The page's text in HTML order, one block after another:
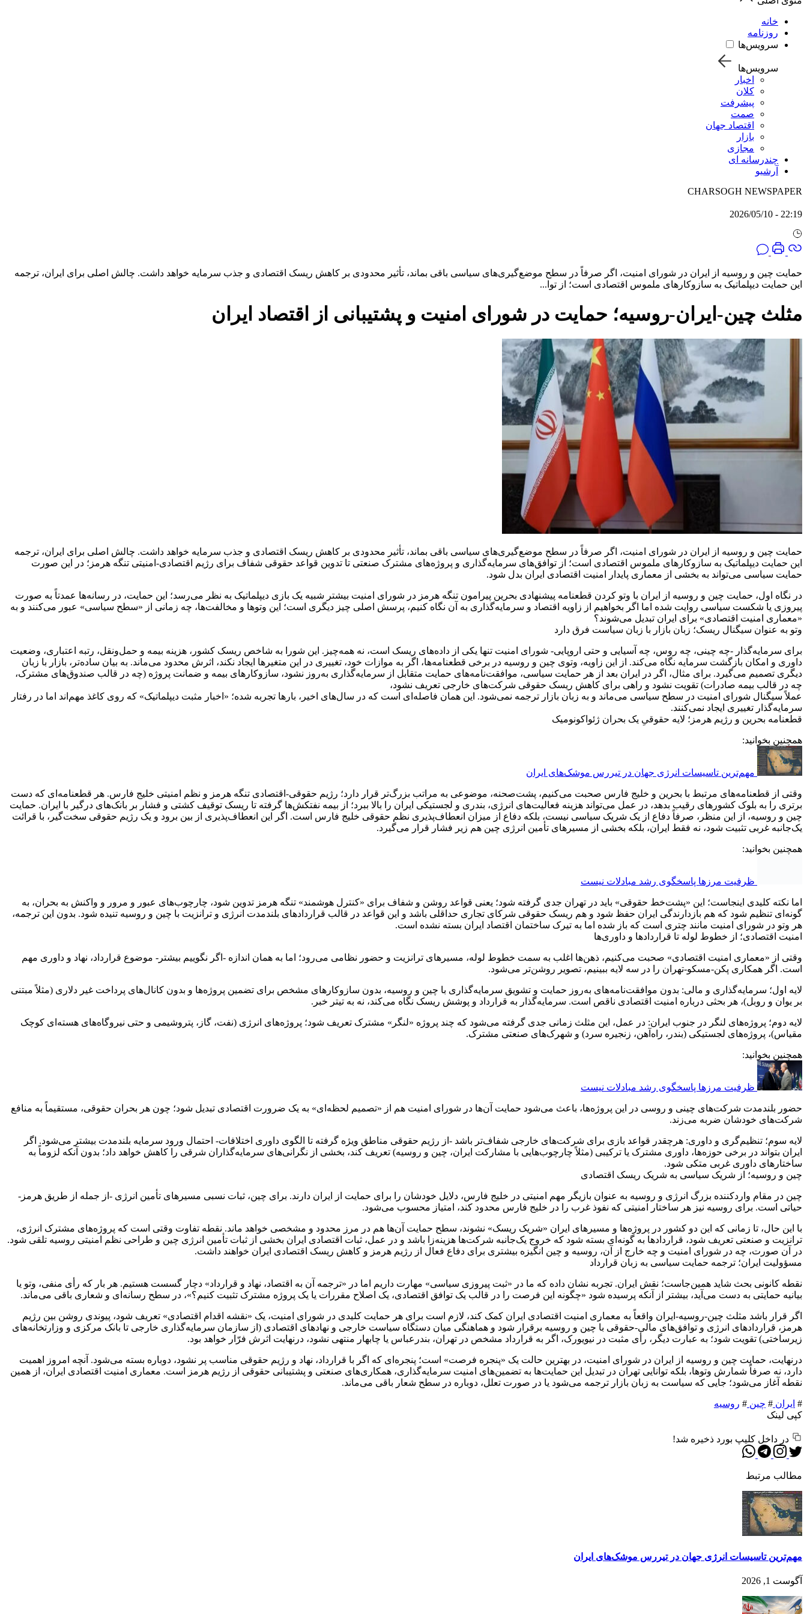
خانه
روزنامه
سرویس‌ها
سرویس‌ها
اخبار
کلان
پیشرفت
صمت
اقتصاد جهان
بازار
مجازی
چندرسانه ای
آرشیو
CHARSOGH NEWSPAPER
22:19 - 2026/05/10
حمایت چین و روسیه از ایران در شورای امنیت، اگر صرفاً در سطح موضع‌گیری‌های سیاسی باقی بماند، تأثیر محدودی بر کاهش ریسک اقتصادی و جذب سرمایه خواهد داشت. چالش اصلی برای ایران، ترجمه
این حمایت دیپلماتیک به سازوکارهای ملموس اقتصادی است؛ از توا...
مثلث چین-ایران-روسیه؛ حمایت در شورای امنیت و پشتیبانی از اقتصاد ایران
حمایت چین و روسیه از ایران در شورای امنیت، اگر صرفاً در سطح موضع‌گیری‌های سیاسی باقی بماند، تأثیر محدودی بر کاهش ریسک اقتصادی و جذب سرمایه خواهد داشت. چالش اصلی برای ایران، ترجمه
این حمایت دیپلماتیک به سازوکارهای ملموس اقتصادی است؛ از توافق‌های سرمایه‌گذاری و پروژه‌های مشترک صنعتی تا تدوین قواعد حقوقی شفاف برای رژیم اقتصادی-امنیتی تنگه هرمز؛ در این صورت
حمایت سیاسی می‌تواند به بخشی از معماری پایدار امنیت اقتصادی ایران بدل شود.
در نگاه اول، حمایت چین و روسیه از ایران با وتو کردن قطعنامه پیشنهادی بحرین پیرامون تنگه هرمز در شورای امنیت بیشتر شبیه یک بازی دیپلماتیک به نظر می‌رسد؛ این حمایت، در رسانه‌ها عمدتاً به صورت
پیروزی یا شکست سیاسی روایت شده اما اگر بخواهیم از زاویه اقتصاد و سرمایه‌گذاری به آن نگاه کنیم، پرسش اصلی چیز دیگری است؛ این وتوها و مخالفت‌ها، چه زمانی از «سطح سیاسی» عبور می‌کنند و به
«معماری امنیت اقتصادی» برای ایران تبدیل می‌شوند؟
وتو به عنوان سیگنال ریسک؛ زبان بازار با زبان سیاست فرق دارد
برای سرمایه‌گذار -چه چینی، چه روس، چه آسیایی و حتی اروپایی- شورای امنیت تنها یکی از داده‌های ریسک است، نه همه‌چیز. این شورا به شاخص ریسک کشور، هزینه بیمه و حمل‌ونقل، رتبه اعتباری، وضعیت
داوری و امکان بازگشت سرمایه نگاه می‌کند. از این زاویه، وتوی چین و روسیه در برخی قطعنامه‌ها، اگر به موازات خود، تغییری در این متغیرها ایجاد نکند، اثرش محدود می‌ماند. به بیان ساده‌تر، بازار با زبان
دیگری تصمیم می‌گیرد. برای مثال، اگر در ایران بعد از هر حمایت سیاسی، موافقت‌نامه‌های حمایت متقابل از سرمایه‌گذاری به‌روز نشود، سازوکارهای بیمه و ضمانت پروژه (چه در قالب صندوق‌های مشترک،
چه در قالب بیمه صادرات) تقویت نشود و راهی برای کاهش ریسک حقوقی شرکت‌های خارجی تعریف نشود،
عملاً سیگنال شورای امنیت در سطح سیاسی می‌ماند و به زبان بازار ترجمه نمی‌شود. این همان فاصله‌ای است که در سال‌های اخیر، بارها تجربه شده؛ «اخبار مثبت دیپلماتیک» که روی کاغذ مهم‌اند اما در رفتار
سرمایه‌گذار تغییری ایجاد نمی‌کنند.
قطعنامه بحرین و رژیم هرمز؛ لایه حقوقیِ یک بحران ژئواکونومیک
همچنین بخوانید:
مهم‌تر‌ین تاسیسات انرژی جهان در تیررس موشک‌های ایران
وقتی از قطعنامه‌های مرتبط با بحرین و خلیج فارس صحبت می‌کنیم، پشت‌صحنه، موضوعی به مراتب بزرگ‌تر قرار دارد؛ رژیم حقوقی-اقتصادی تنگه هرمز و نظم امنیتی خلیج فارس. هر قطعنامه‌ای که دست
برتری را به بلوک کشورهای رقیب بدهد، در عمل می‌تواند هزینه فعالیت‌های انرژی، بندری و لجستیکی ایران را بالا ببرد؛ از بیمه نفتکش‌ها گرفته تا ریسک توقیف کشتی و فشار بر بانک‌های درگیر با ایران. حمایت
چین و روسیه، از این منظر، صرفاً دفاع از یک شریک سیاسی نیست، بلکه دفاع از میزان انعطاف‌پذیری نظم حقوقی خلیج فارس است. اگر این انعطاف‌پذیری از بین برود و یک رژیم حقوقی سخت‌گیر، با قرائت
یک‌جانبه غربی تثبیت شود، نه فقط ایران، بلکه بخشی از مسیرهای تأمین انرژی چین هم زیر فشار قرار می‌گیرد.
همچنین بخوانید:
ظرفیت مرزها پاسخگوی رشد مبادلات نیست
اما نکته کلیدی اینجاست؛ این «پشت‌خط حقوقی» باید در تهران جدی گرفته شود؛ یعنی قواعد روشن و شفاف برای «کنترل هوشمند» تنگه هرمز تدوین شود، چارچوب‌های عبور و مرور و واکنش به بحران، به
گونه‌ای تنظیم شود که هم بازدارندگی ایران حفظ شود و هم ریسک حقوقی شرکای تجاری حداقلی باشد و این قواعد در قالب قراردادهای بلندمدت انرژی و ترانزیت با چین و روسیه تنیده شود. بدون این ترجمه،
هر وتو در شورای امنیت مانند چتری است که باز شده اما به تیرک ساختمان اقتصاد ایران بسته نشده است.
امنیت اقتصادی؛ از خطوط لوله تا قراردادها و داوری‌ها
وقتی از «معماری امنیت اقتصادی» صحبت می‌کنیم، ذهن‌ها اغلب به سمت خطوط لوله، مسیرهای ترانزیت و حضور نظامی می‌رود؛ اما به همان اندازه -اگر نگوییم بیشتر- موضوع قرارداد، نهاد و داوری مهم
است. اگر همکاری پکن-مسکو-تهران را در سه لایه ببینیم، تصویر روشن‌تر می‌شود.
لایه اول؛ سرمایه‌گذاری و مالی: بدون موافقت‌نامه‌های به‌روز حمایت و تشویق سرمایه‌گذاری با چین و روسیه، بدون سازوکارهای مشخص برای تضمین پروژه‌ها و بدون کانال‌های پرداخت غیر دلاری (مثلاً مبتنی
بر یوان و روبل)، هر بحثی درباره امنیت اقتصادی ناقص است. سرمایه‌گذار به قرارداد و پوشش ریسک نگاه می‌کند، نه به تیتر خبر.
لایه دوم؛ پروژه‌های لنگر در جنوب ایران: در عمل، این مثلث زمانی جدی گرفته می‌شود که چند پروژه «لنگر» مشترک تعریف شود؛ پروژه‌های انرژی (نفت، گاز، پتروشیمی و حتی نیروگاه‌های هسته‌ای کوچک
مقیاس)، پروژه‌های لجستیکی (بندر، راه‌آهن، زنجیره سرد) و شهرک‌های صنعتی مشترک.
همچنین بخوانید:
ظرفیت مرزها پاسخگوی رشد مبادلات نیست
حضور بلندمدت شرکت‌های چینی و روسی در این پروژه‌ها، باعث می‌شود حمایت آن‌ها در شورای امنیت هم از «تصمیم لحظه‌ای» به یک ضرورت اقتصادی تبدیل شود؛ چون هر بحران حقوقی، مستقیماً به منافع
شرکت‌های خودشان ضربه می‌زند.
لایه سوم؛ تنظیم‌گری و داوری: هرچقدر قواعد بازی برای شرکت‌های خارجی شفاف‌تر باشد -از رژیم حقوقی مناطق ویژه گرفته تا الگوی داوری اختلافات- احتمال ورود سرمایه بلندمدت بیشتر می‌شود. اگر
ایران بتواند در برخی حوزه‌ها، داوری مشترک یا ترکیبی (مثلاً چارچوب‌هایی با مشارکت ایران، چین و روسیه) تعریف کند، بخشی از نگرانی‌های سرمایه‌گذاران شرقی را کاهش خواهد داد؛ بدون آنکه لزوماً به
ساختارهای داوری غربی متکی شود.
چین و روسیه؛ از شریک سیاسی به شریک ریسک اقتصادی
چین در مقام واردکننده بزرگ انرژی و روسیه به عنوان بازیگر مهم امنیتی در خلیج فارس، دلایل خودشان را برای حمایت از ایران دارند. برای چین، ثبات نسبی مسیرهای تأمین انرژی -از جمله از طریق هرمز-
حیاتی است. برای روسیه نیز هر ساختار امنیتی که نفوذ غرب را در خلیج فارس محدود کند، امتیاز محسوب می‌شود.
با این حال، تا زمانی که این دو کشور در پروژه‌ها و مسیرهای ایران «شریک ریسک» نشوند، سطح حمایت آن‌ها هم در مرز محدود و مشخصی خواهد ماند. نقطه تفاوت وقتی است که پروژه‌های مشترک انرژی،
ترانزیت و صنعتی تعریف شود، قراردادها به گونه‌ای بسته شود که خروج یک‌جانبه شرکت‌ها هزینه‌زا باشد و در عمل، ثبات اقتصادی ایران بخشی از ثبات تأمین انرژی چین و طراحی نظم امنیتی روسیه تلقی شود.
در آن صورت، چه در شورای امنیت و چه خارج از آن، روسیه و چین انگیزه بیشتری برای دفاع فعال از رژیم هرمز و کاهش ریسک اقتصادی ایران خواهند داشت.
مسؤولیت ایران؛ ترجمه حمایت سیاسی به زبان قرارداد
نقطه کانونی بحث شاید همین‌جاست؛ نقش ایران. تجربه نشان داده که ما در «ثبت پیروزی سیاسی» مهارت داریم اما در «ترجمه آن به اقتصاد، نهاد و قرارداد» دچار گسست هستیم. هر بار که رأی منفی، وتو یا
بیانیه حمایتی به دست می‌آید، بیشتر از آنکه پرسیده شود «چگونه این فرصت را در قالب یک توافق اقتصادی، یک اصلاح مقررات یا یک پروژه مشترک تثبیت کنیم؟»، در سطح رسانه‌ای و شعاری باقی می‌ماند.
اگر قرار باشد مثلث چین-روسیه-ایران واقعاً به معماری امنیت اقتصادی ایران کمک کند، لازم است برای هر حمایت کلیدی در شورای امنیت، یک «نقشه اقدام اقتصادی» تعریف شود، پیوندی روشن بین رژیم
هرمز، قراردادهای انرژی و توافق‌های مالی-حقوقی با چین و روسیه برقرار شود و هماهنگی میان دستگاه سیاست خارجی و نهادهای اقتصادی (از سازمان سرمایه‌گذاری خارجی تا بانک مرکزی و وزارتخانه‌های
زیرساختی) تقویت شود؛ به عبارت دیگر، رأی مثبت در نیویورک، اگر به قرارداد مشخص در تهران، بندرعباس یا چابهار منتهی نشود، درنهایت اثرش فرّار خواهد بود.
درنهایت، حمایت چین و روسیه از ایران در شورای امنیت، در بهترین حالت یک «پنجره فرصت» است؛ پنجره‌ای که اگر با قرارداد، نهاد و رژیم حقوقی مناسب پر نشود، دوباره بسته می‌شود. آنچه امروز اهمیت
دارد، نه صرفاً شمارش وتوها، بلکه توانایی تهران در تبدیل این حمایت‌ها به تضمین‌های امنیت سرمایه‌گذاری، همکاری‌های صنعتی و پشتیبانی حقوقی از رژیم هرمز است. معماری امنیت اقتصادی ایران، از همین
نقطه آغاز می‌شود؛ جایی که سیاست به زبان بازار ترجمه می‌شود یا در صورت تعلل، دوباره در سطح شعار باقی می‌ماند.
# ایران # چین # روسیه
کپی لینک
در داخل کلیپ بورد ذخیره شد!
مطالب مرتبط
مهم‌تر‌ین تاسیسات انرژی جهان در تیررس موشک‌های ایران
آگوست 1, 2026